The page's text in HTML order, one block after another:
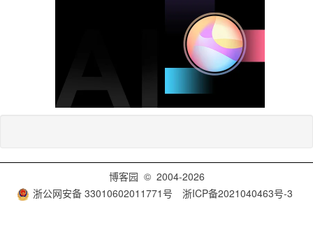
32 Styles Limitation
（32个Style限制）
IE8, IE7, IE6
的样式
Ignore Bug
（白色背景hover bug）
IE7
background-
博客园 © 2004-2026
浙公网安备 33010602011771号
浙ICP备2021040463号-3